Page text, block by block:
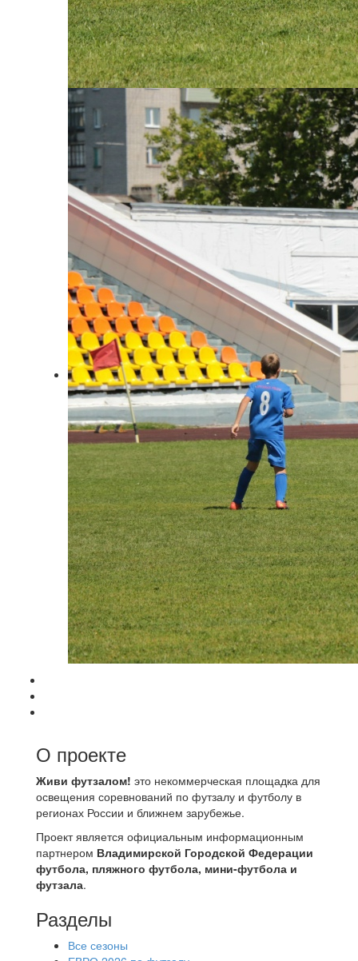
О проекте
Живи футзалом! это некоммерческая площадка для
освещения соревнований по футзалу и футболу в
регионах России и ближнем зарубежье.
Проект является официальным информационным
партнером Владимирской Городской Федерации
футбола, пляжного футбола, мини-футбола и
футзала.
Разделы
Все сезоны